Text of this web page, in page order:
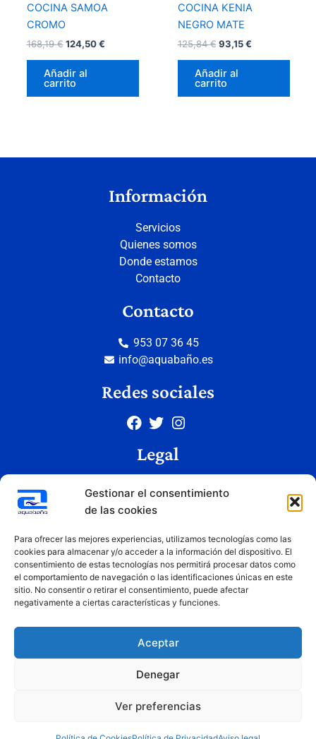
Gestionar el consentimiento
de las cookies
Para ofrecer las mejores experiencias, utilizamos tecnologías como las
cookies para almacenar y/o acceder a la información del dispositivo. El
consentimiento de estas tecnologías nos permitirá procesar datos como
el comportamiento de navegación o las identificaciones únicas en este
sitio. No consentir o retirar el consentimiento, puede afectar
negativamente a ciertas características y funciones.
Aceptar
Denegar
Ver preferencias
COCINA SAMOA
CROMO
168,19€ 124,50€
Añadir al
carrito
COCINA KENIA
NEGRO MATE
125,84€ 93,15€
Añadir al
carrito
Información
Servicios
Quienes somos
Donde estamos
Contacto
Contacto
953 07 36 45
info@aquabaño.es
Redes sociales
Legal
Política de privacidad
Condiciones de uso
Copyright © 2026 Aquabaño | Todos los derechos reservados
Diseñado porInnovation Studio
Financiado por la Unión Europea – NextGenerationEU. Sin embargo, los puntos de vista y las
la Unión Europea o la Comisión Europea. Ni la Unión Europea ni la Comisión Europea pueden ser